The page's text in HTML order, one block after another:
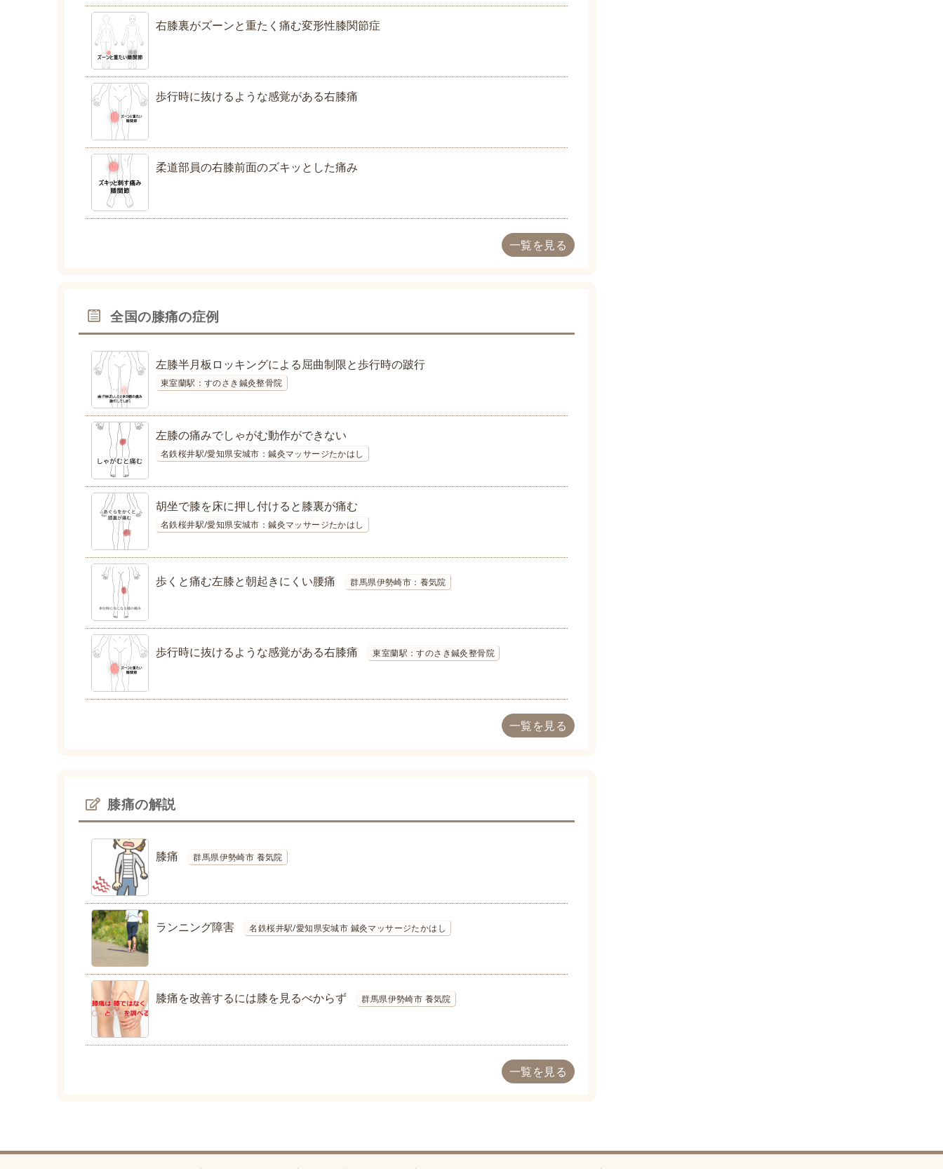
右膝裏がズーンと重たく痛む変形性膝関節症
歩行時に抜けるような感覚がある右膝痛
柔道部員の右膝前面のズキッとした痛み
一覧を見る
全国の膝痛の症例
左膝半月板ロッキングによる屈曲制限と歩行時の跛行
東室蘭駅：すのさき鍼灸整骨院
左膝の痛みでしゃがむ動作ができない
名鉄桜井駅/愛知県安城市：鍼灸マッサージたかはし
胡坐で膝を床に押し付けると膝裏が痛む
名鉄桜井駅/愛知県安城市：鍼灸マッサージたかはし
歩くと痛む左膝と朝起きにくい腰痛 群馬県伊勢崎市：養気院
歩行時に抜けるような感覚がある右膝痛 東室蘭駅：すのさき鍼灸整骨院
一覧を見る
膝痛の解説
膝痛 群馬県伊勢崎市 養気院
ランニング障害 名鉄桜井駅/愛知県安城市 鍼灸マッサージたかはし
膝痛を改善するには膝を見るべからず 群馬県伊勢崎市 養気院
一覧を見る